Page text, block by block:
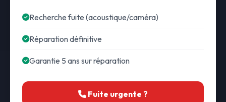
Recherche fuite (acoustique/caméra)
Réparation définitive
Garantie 5 ans sur réparation
Fuite urgente ?